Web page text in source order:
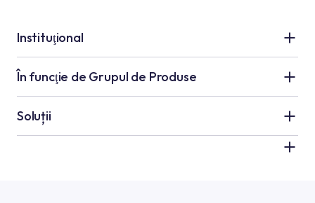
Instituţional
Grupul Kale
Despre Noi
Resurse umane
În funcţie de Grupul de Produse
Aplicații Ceramică
Aplicații de Hidroizolație
Soluții